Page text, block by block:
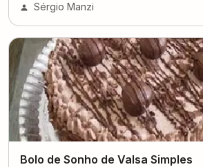
Sérgio Manzi
Bolo de Sonho de Valsa Simples